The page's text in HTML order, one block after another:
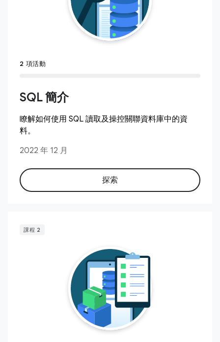
2 項活動
SQL 簡介
瞭解如何使用 SQL 讀取及操控關聯資料庫中的資
料。
2022 年 12 月
探索
課程 2